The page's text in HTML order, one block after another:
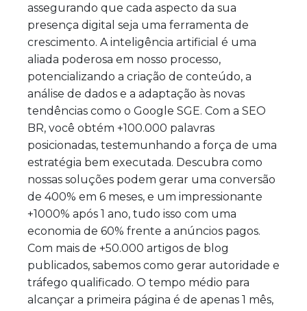
assegurando que cada aspecto da sua
presença digital seja uma ferramenta de
crescimento. A inteligência artificial é uma
aliada poderosa em nosso processo,
potencializando a criação de conteúdo, a
análise de dados e a adaptação às novas
tendências como o Google SGE. Com a SEO
BR, você obtém +100.000 palavras
posicionadas, testemunhando a força de uma
estratégia bem executada. Descubra como
nossas soluções podem gerar uma conversão
de 400% em 6 meses, e um impressionante
+1000% após 1 ano, tudo isso com uma
economia de 60% frente a anúncios pagos.
Com mais de +50.000 artigos de blog
publicados, sabemos como gerar autoridade e
tráfego qualificado. O tempo médio para
alcançar a primeira página é de apenas 1 mês,